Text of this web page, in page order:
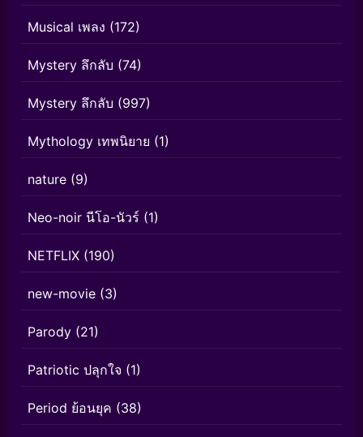
Musical เพลง (172)
Mystery ลึกลับ (74)
Mystery ลึกลับ (997)
Mythology เทพนิยาย (1)
nature (9)
Neo-noir นีโอ-นัวร์ (1)
NETFLIX (190)
new-movie (3)
Parody (21)
Patriotic ปลุกใจ (1)
Period ย้อนยุค (38)